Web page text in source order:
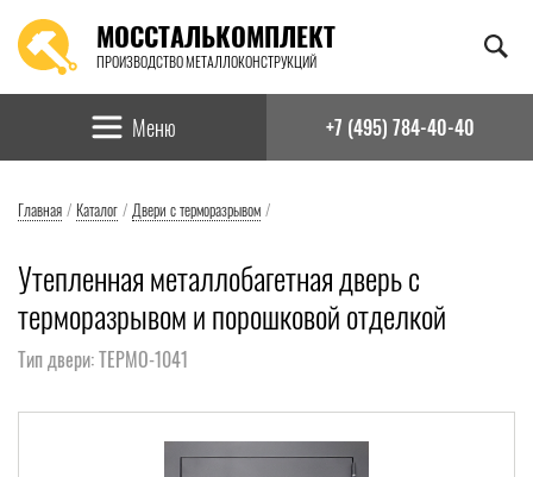
МОССТАЛЬКОМПЛЕКТ
ПРОИЗВОДСТВО МЕТАЛЛОКОНСТРУКЦИЙ
Найти:
Меню +7 (495) 784-40-40
Главная / Каталог / Двери с терморазрывом /
Утепленная металлобагетная дверь с
терморазрывом и порошковой отделкой
Тип двери: ТЕРМО-1041